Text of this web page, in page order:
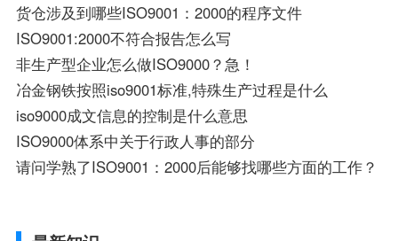
货仓涉及到哪些ISO9001：2000的程序文件
ISO9001:2000不符合报告怎么写
非生产型企业怎么做ISO9000？急！
冶金钢铁按照iso9001标准,特殊生产过程是什么
iso9000成文信息的控制是什么意思
ISO9000体系中关于行政人事的部分
请问学熟了ISO9001：2000后能够找哪些方面的工作？